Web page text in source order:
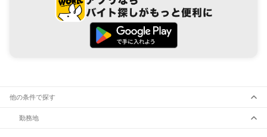
他の条件で探す
勤務地